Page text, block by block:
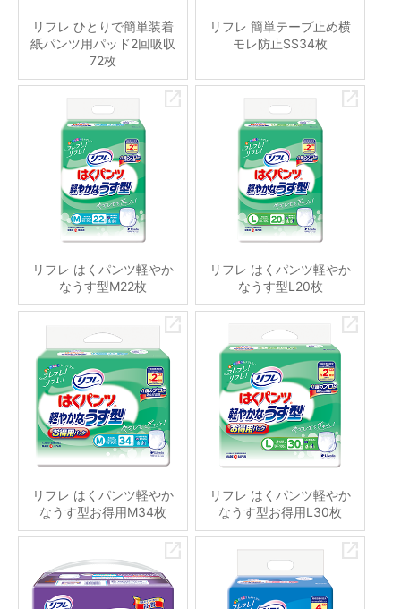
リフレ ひとりで簡単装着
紙パンツ用パッド2回吸収
72枚
リフレ 簡単テープ止め横
モレ防止SS34枚
リフレ はくパンツ軽やか
なうす型M22枚
リフレ はくパンツ軽やか
なうす型L20枚
リフレ はくパンツ軽やか
なうす型お得用M34枚
リフレ はくパンツ軽やか
なうす型お得用L30枚